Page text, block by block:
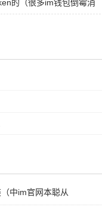
的（很多im钱包倒霉消
中im官网本聪从